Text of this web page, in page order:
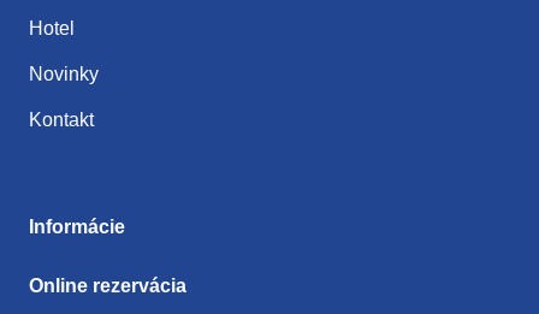
Hotel
Novinky
Kontakt
Informácie
Online rezervácia